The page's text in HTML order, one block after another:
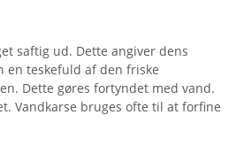
saftig ud. Dette angiver dens
teskefuld af den friske
Dette gøres fortyndet med vand.
Vandkarse bruges ofte til at forfine